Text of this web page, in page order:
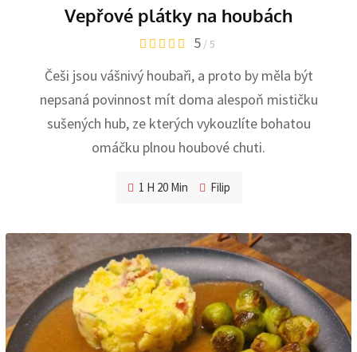
Vepřové plátky na houbách
5 / 5
Češi jsou vášnivý houbaři, a proto by měla být
nepsaná povinnost mít doma alespoň mističku
sušených hub, ze kterých vykouzlíte bohatou
omáčku plnou houbové chuti.
1 H 20 Min Filip